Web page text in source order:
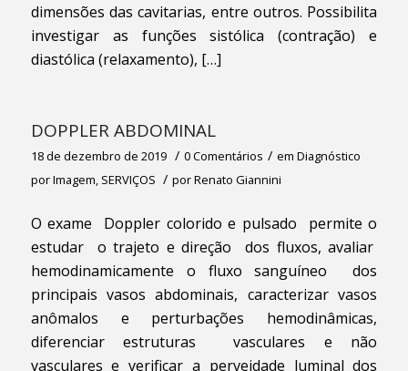
dimensões das cavitarias, entre outros. Possibilita
investigar as funções sistólica (contração) e
diastólica (relaxamento), […]
DOPPLER ABDOMINAL
18 de dezembro de 2019 / 0 Comentários / em Diagnóstico
por Imagem, SERVIÇOS / porRenato Giannini
O exame Doppler colorido e pulsado permite o
estudar o trajeto e direção dos fluxos, avaliar
hemodinamicamente o fluxo sanguíneo dos
principais vasos abdominais, caracterizar vasos
anômalos e perturbações hemodinâmicas,
diferenciar estruturas vasculares e não
vasculares e verificar a perveidade luminal dos